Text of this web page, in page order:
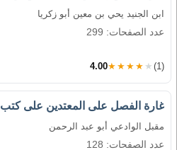
ابن الجنيد يحي بن معين أبو زكريا
عدد الصفحات: 299
4.00★★★★★ (1)
غارة الفصل على المعتدين على كتب
مقبل الوادعي أبو عبد الرحمن
عدد الصفحات: 128